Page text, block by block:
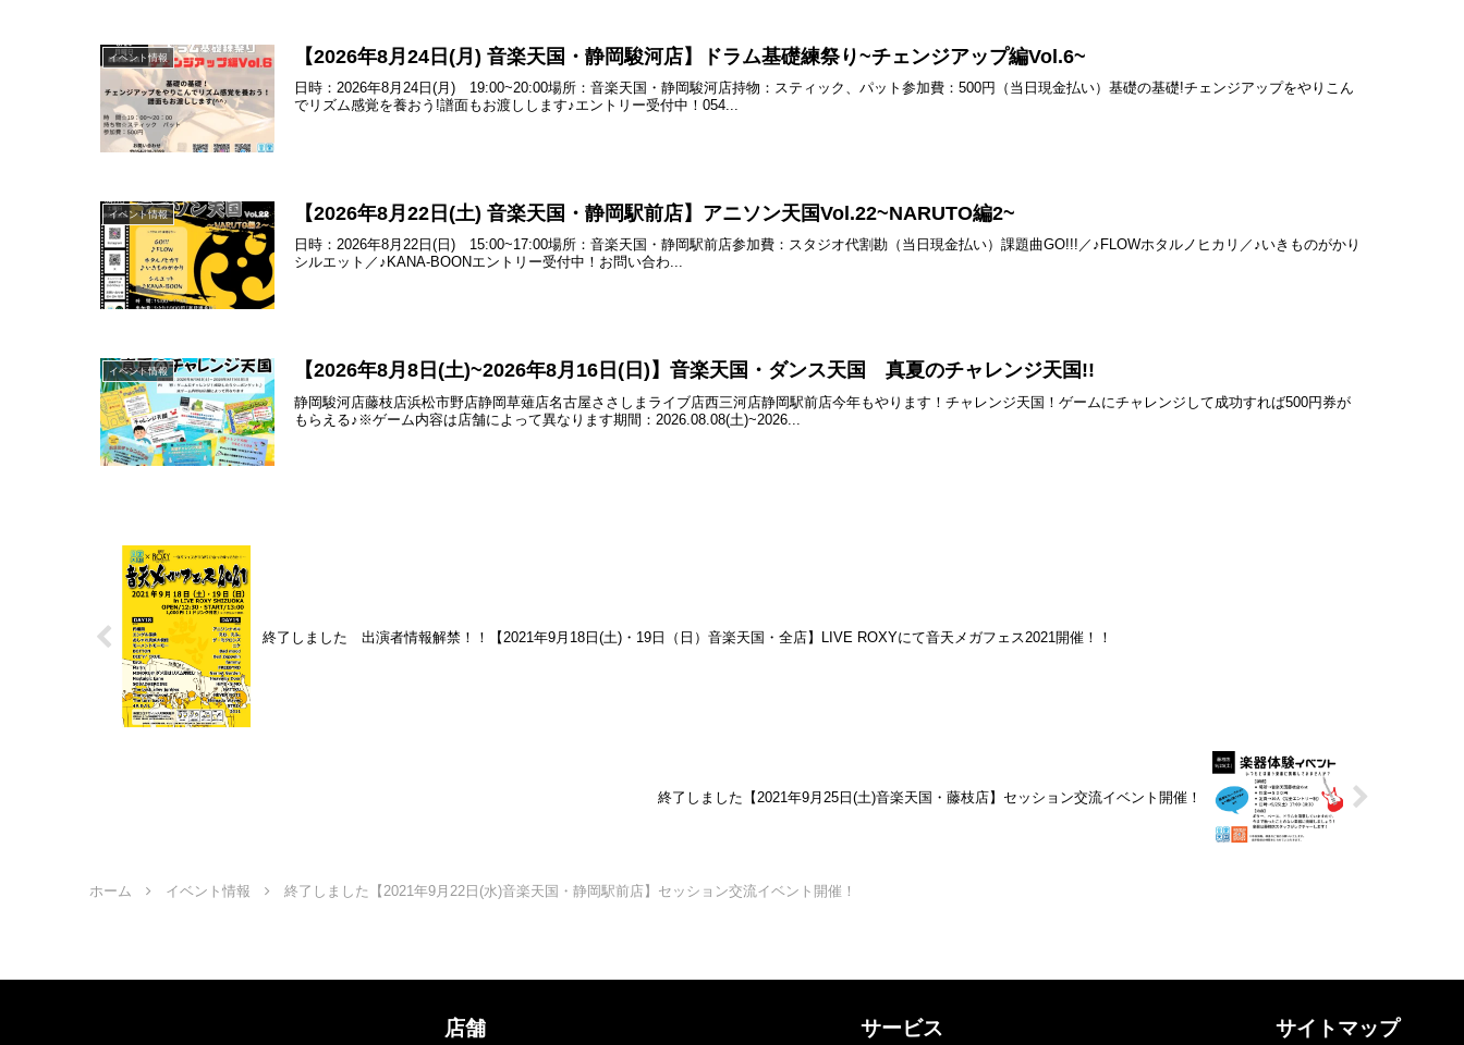
イベント情報 【2026年8月24日(月) 音楽天国・静岡駿河店】ドラム基礎練祭り~チェンジアップ編Vol.6~
日時：2026年8月24日(月) 19:00~20:00場所：音楽天国・静岡駿河店持物：スティック、パット参加費：500円（当日現金払い）基礎の基礎!チェンジアップをやりこん
でリズム感覚を養おう!譜面もお渡しします♪エントリー受付中！054...
イベント情報 【2026年8月22日(土) 音楽天国・静岡駅前店】アニソン天国Vol.22~NARUTO編2~
日時：2026年8月22日(日) 15:00~17:00場所：音楽天国・静岡駅前店参加費：スタジオ代割勘（当日現金払い）課題曲GO!!!／♪FLOWホタルノヒカリ／♪いきものがかり
シルエット／♪KANA-BOONエントリー受付中！お問い合わ...
イベント情報 【2026年8月8日(土)~2026年8月16日(日)】音楽天国・ダンス天国 真夏のチャレンジ天国!!
静岡駿河店藤枝店浜松市野店静岡草薙店名古屋ささしまライブ店西三河店静岡駅前店今年もやります！チャレンジ天国！ゲームにチャレンジして成功すれば500円券が
もらえる♪※ゲーム内容は店舗によって異なります期間：2026.08.08(土)~2026...
終了しました 出演者情報解禁！！【2021年9月18日(土)・19日（日）音楽天国・全店】LIVE ROXYにて音天メガフェス2021開催！！
終了しました【2021年9月25日(土)音楽天国・藤枝店】セッション交流イベント開催！
ホーム イベント情報 終了しました【2021年9月22日(水)音楽天国・静岡駅前店】セッション交流イベント開催！
店舗 サービス サイトマップ